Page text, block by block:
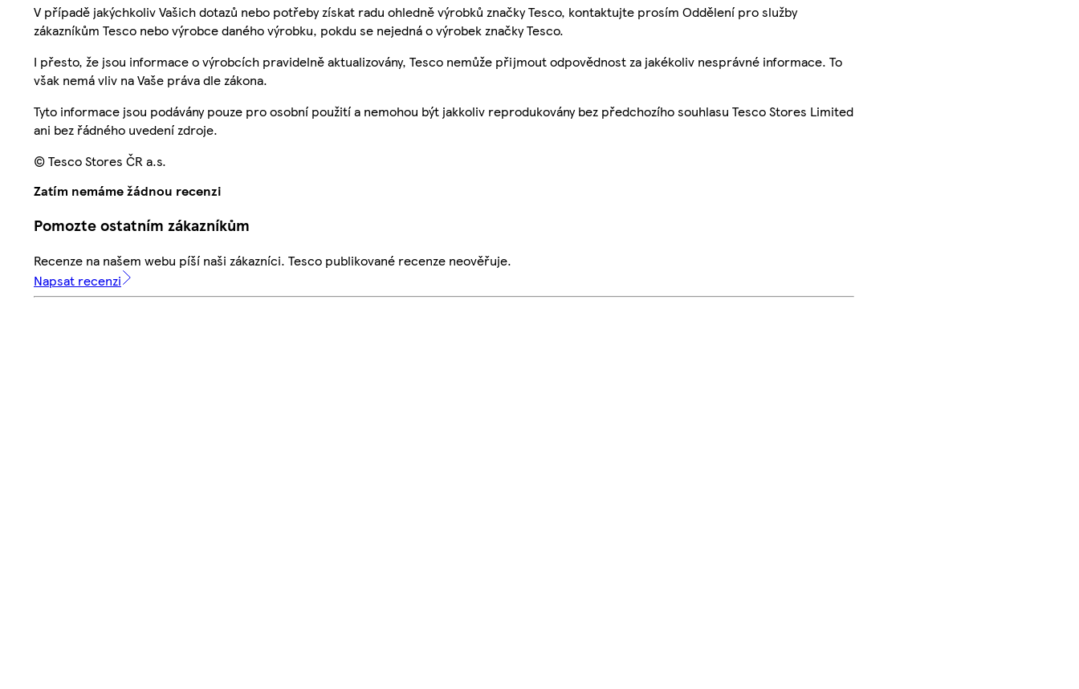
V případě jakýchkoliv Vašich dotazů nebo potřeby získat radu ohledně výrobků značky Tesco, kontaktujte prosím Oddělení pro služby
zákazníkům Tesco nebo výrobce daného výrobku, pokdu se nejedná o výrobek značky Tesco.
I přesto, že jsou informace o výrobcích pravidelně aktualizovány, Tesco nemůže přijmout odpovědnost za jakékoliv nesprávné informace. To
však nemá vliv na Vaše práva dle zákona.
Tyto informace jsou podávány pouze pro osobní použití a nemohou být jakkoliv reprodukovány bez předchozího souhlasu Tesco Stores Limited
ani bez řádného uvedení zdroje.
© Tesco Stores ČR a.s.
Zatím nemáme žádnou recenzi
Pomozte ostatním zákazníkům
Recenze na našem webu píší naši zákazníci. Tesco publikované recenze neověřuje.
Napsat recenzi